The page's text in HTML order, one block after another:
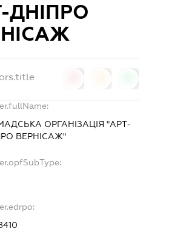
ДНІПРО
ОРГАНІЗАЦІЯ "АРТ-
ВЕРНІСАЖ"